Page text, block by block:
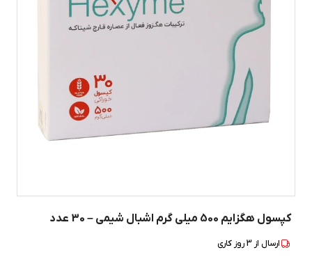
کپسول هگزایم 500 میلی گرم اشبال شیمی – 30 عدد
ارسال از 3روز کاری